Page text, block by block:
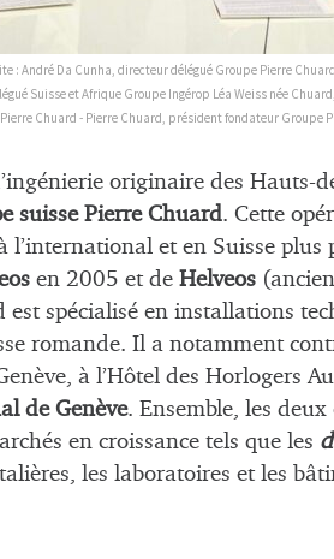
: André Da Cunha, directeur délégué Groupe Pierre
Suisse et Afrique Groupe Ingérop Léa Weiss née
Chuard - Pierre Chuard, président fondateur Groupe
originaire des Hauts-
suisse Pierre Chuard. Cette
l’international et en Suisse
en 2005 et de Helveos
est spécialisé en installations
romande. Il a notamment
à l’Hôtel des Horlogers
de Genève. Ensemble, les
en croissance tels que les
les laboratoires et les